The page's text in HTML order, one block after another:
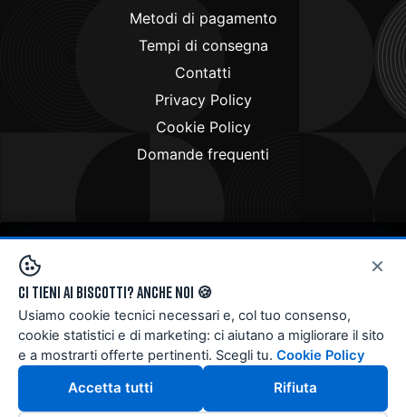
Metodi di pagamento
Tempi di consegna
Contatti
Privacy Policy
Cookie Policy
Domande frequenti
Copyright © 2024 . All rights reserved
×
Ci tieni ai biscotti? Anche noi 🍪
Usiamo cookie tecnici necessari e, col tuo consenso,
cookie statistici e di marketing: ci aiutano a migliorare il sito
e a mostrarti offerte pertinenti. Scegli tu. Cookie Policy
Accetta tutti Rifiuta